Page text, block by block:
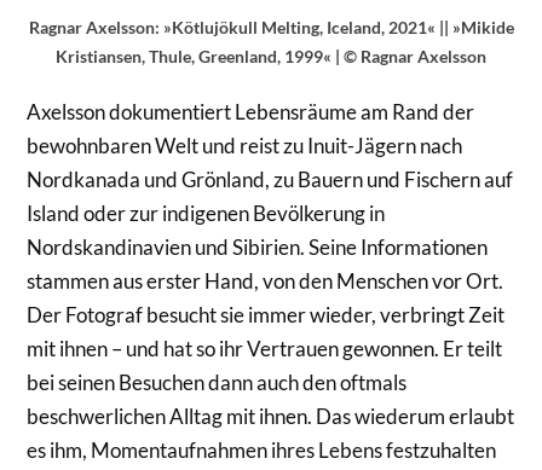
Ragnar Axelsson: »Kötlujökull Melting, Iceland, 2021« || »Mikide
Kristiansen, Thule, Greenland, 1999« | © Ragnar Axelsson
Axelsson dokumentiert Lebensräume am Rand der
bewohnbaren Welt und reist zu Inuit-Jägern nach
Nordkanada und Grönland, zu Bauern und Fischern auf
Island oder zur indigenen Bevölkerung in
Nordskandinavien und Sibirien. Seine Informationen
stammen aus erster Hand, von den Menschen vor Ort.
Der Fotograf besucht sie immer wieder, verbringt Zeit
mit ihnen – und hat so ihr Vertrauen gewonnen. Er teilt
bei seinen Besuchen dann auch den oftmals
beschwerlichen Alltag mit ihnen. Das wiederum erlaubt
es ihm, Momentaufnahmen ihres Lebens festzuhalten